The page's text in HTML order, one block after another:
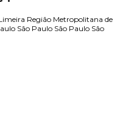
Região Metropolitana de
São Paulo São Paulo São